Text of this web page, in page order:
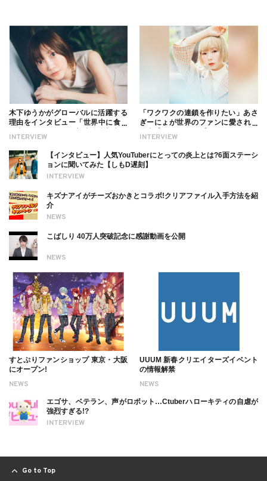
INTERVIEW
木下ゆうかがグローバルに活躍する
理由をインタビュー「世界中に食べ
ついても
INTERVIEW
「ワクワクの連鎖を作りたい」あさ
ぎーにょが世界のファンに愛される
INTERVIEW
【インタビュー】人気YouTuberにとっての炎上とは?6面ステーシ
ョンに聞いてみた【しもD遅刻】
NEWS
キズナアイがチーズおかきとコラボ!クリアファイル入手方法を紹
介
NEWS
こばしり 40万人突破記念に感謝動画を公開
NEWS
すとぷりファンショップ 東京・大阪
にオープン!
NEWS
UUUM 新春クリエイターズイベント
の情報解禁
INTERVIEW
エゴサ、ベテラン、声がロボット…Ctuberハローキティの自虐が
強烈すぎる!?
Go to Top